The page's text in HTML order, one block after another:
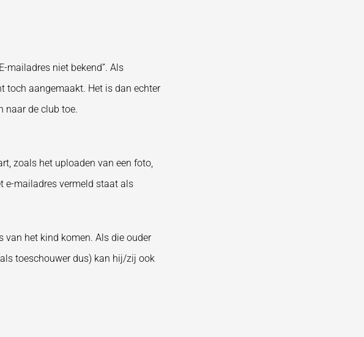
mailadres niet bekend”. Als
toch aangemaakt. Het is dan echter
naar de club toe.
zoals het uploaden van een foto,
e-mailadres vermeld staat als
van het kind komen. Als die ouder
toeschouwer dus) kan hij/zij ook